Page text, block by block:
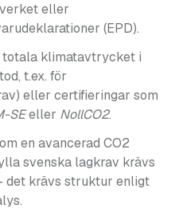
eller
(EPD).
totala klimatavtrycket i
t.ex. för
eller certifieringar som
SEeller NollCO2.
en avancerad CO2
svenska lagkrav krävs
det krävs struktur enligt